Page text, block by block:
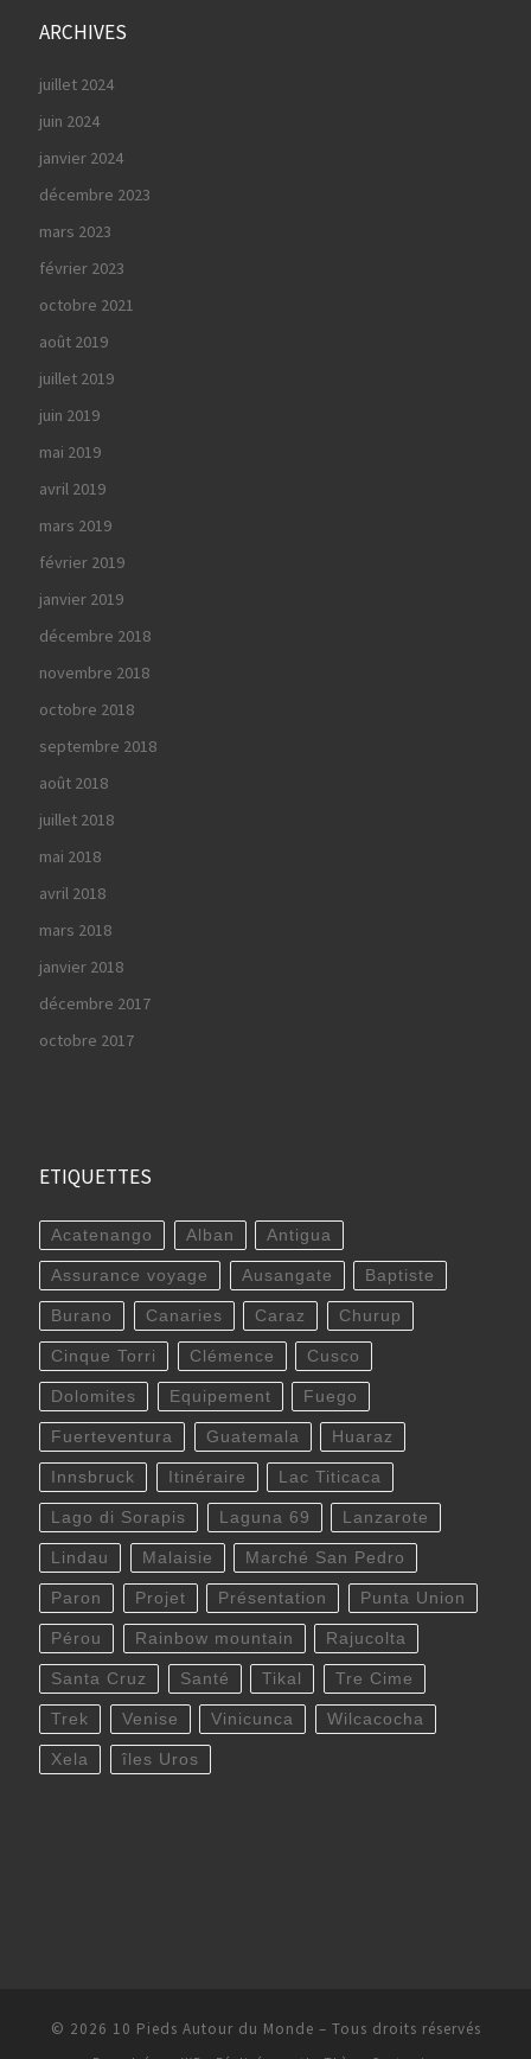
ARCHIVES
juillet 2024
juin 2024
janvier 2024
décembre 2023
mars 2023
février 2023
octobre 2021
août 2019
juillet 2019
juin 2019
mai 2019
avril 2019
mars 2019
février 2019
janvier 2019
décembre 2018
novembre 2018
octobre 2018
septembre 2018
août 2018
juillet 2018
mai 2018
avril 2018
mars 2018
janvier 2018
décembre 2017
octobre 2017
ETIQUETTES
Acatenango Alban Antigua
Assurance voyage Ausangate Baptiste
Burano Canaries Caraz Churup
Cinque Torri Clémence Cusco
Dolomites Equipement Fuego
Fuerteventura Guatemala Huaraz
Innsbruck Itinéraire Lac Titicaca
Lago di Sorapis Laguna 69 Lanzarote
Lindau Malaisie Marché San Pedro
Paron Projet Présentation Punta Union
Pérou Rainbow mountain Rajucolta
Santa Cruz Santé Tikal Tre Cime
Trek Venise Vinicunca Wilcacocha
Xela îles Uros
© 2026 10 Pieds Autour du Monde – Tous droits réservés